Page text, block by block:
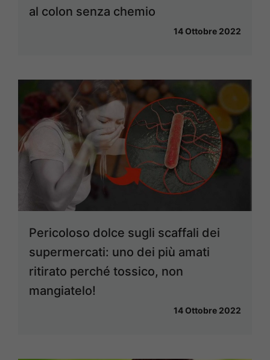
al colon senza chemio
14 Ottobre 2022
Pericoloso dolce sugli scaffali dei
supermercati: uno dei più amati
ritirato perché tossico, non
mangiatelo!
14 Ottobre 2022